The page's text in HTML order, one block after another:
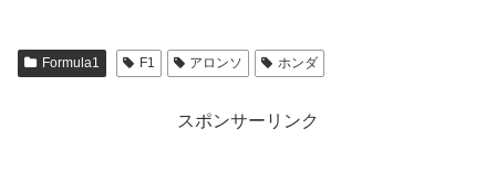
Formula1 F1 アロンソ ホンダ
スポンサーリンク